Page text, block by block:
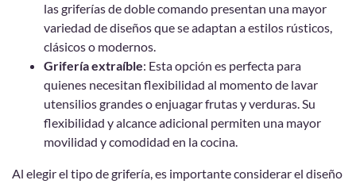
las griferías de doble comando presentan una mayor
variedad de diseños que se adaptan a estilos rústicos,
clásicos o modernos.
Grifería extraíble: Esta opción es perfecta para
quienes necesitan flexibilidad al momento de lavar
utensilios grandes o enjuagar frutas y verduras. Su
flexibilidad y alcance adicional permiten una mayor
movilidad y comodidad en la cocina.
Al elegir el tipo de grifería, es importante considerar el diseño